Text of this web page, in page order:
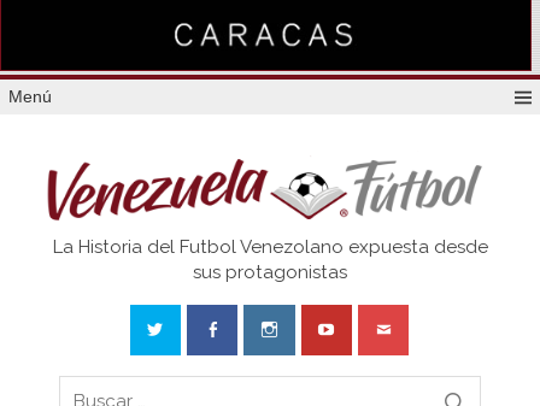
Menú
Venezuela
La Historia del Futbol Venezolano expuesta desde
sus protagonistas